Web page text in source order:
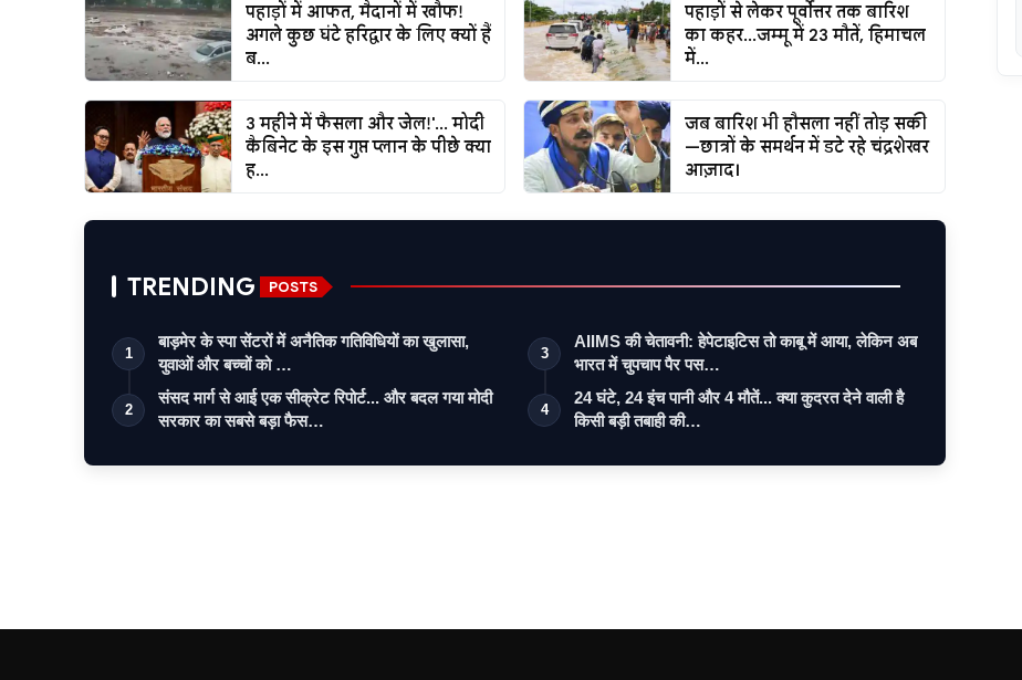
पहाड़ों में आफत, मैदानों में खौफ!
अगले कुछ घंटे हरिद्वार के लिए क्यों हैं
ब...
पहाड़ों से लेकर पूर्वोत्तर तक बारिश
का कहर...जम्मू में 23 मौतें, हिमाचल
में...
3 महीने में फैसला और जेल!'... मोदी
कैबिनेट के इस गुप्त प्लान के पीछे क्या
ह...
जब बारिश भी हौसला नहीं तोड़ सकी
—छात्रों के समर्थन में डटे रहे चंद्रशेखर
आज़ाद।
TRENDING POSTS
1
बाड़मेर के स्पा सेंटरों में अनैतिक गतिविधियों का खुलासा,
युवाओं और बच्चों को …
2
संसद मार्ग से आई एक सीक्रेट रिपोर्ट... और बदल गया मोदी
सरकार का सबसे बड़ा फैस…
3
AIIMS की चेतावनी: हेपेटाइटिस तो काबू में आया, लेकिन अब
भारत में चुपचाप पैर पस…
4
24 घंटे, 24 इंच पानी और 4 मौतें... क्या कुदरत देने वाली है
किसी बड़ी तबाही की…